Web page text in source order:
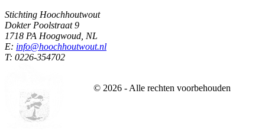
Stichting Hoochhoutwout
Dokter Poolstraat 9
1718 PA Hoogwoud, NL
E: info@hoochhoutwout.nl
T: 0226-354702
© 2026 - Alle rechten voorbehouden